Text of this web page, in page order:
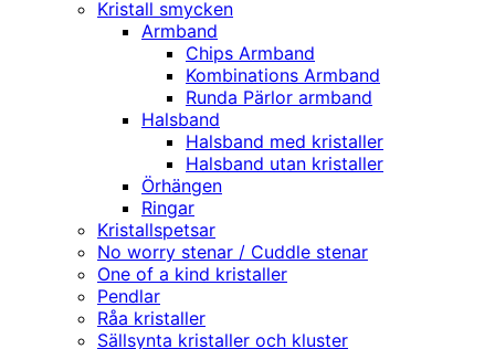
Kristall smycken
Armband
Chips Armband
Kombinations Armband
Runda Pärlor armband
Halsband
Halsband med kristaller
Halsband utan kristaller
Örhängen
Ringar
Kristallspetsar
No worry stenar / Cuddle stenar
One of a kind kristaller
Pendlar
Råa kristaller
Sällsynta kristaller och kluster